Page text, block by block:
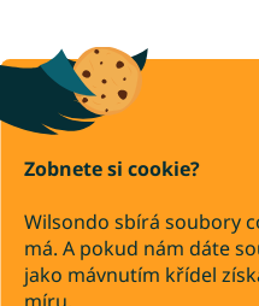
Zobnete si cookie?
Wilsondo sbírá soubory
má. A pokud nám dáte
jako mávnutím křídel